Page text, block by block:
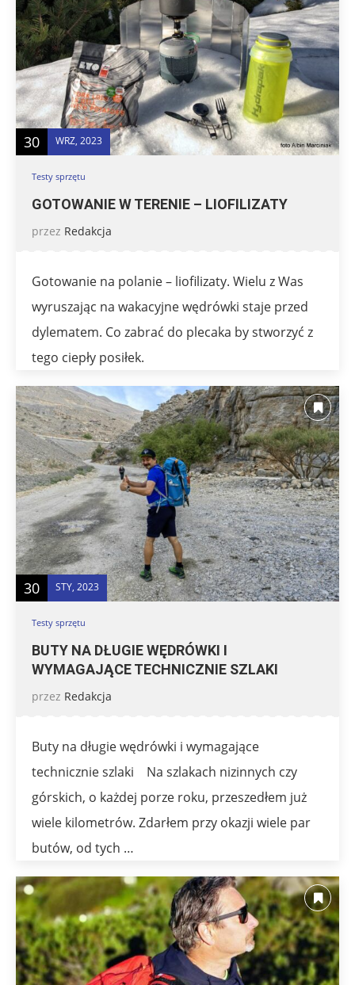
30 WRZ, 2023
Testy sprzętu
GOTOWANIE W TERENIE – LIOFILIZATY
przez Redakcja
Gotowanie na polanie – liofilizaty. Wielu z Was
wyruszając na wakacyjne wędrówki staje przed
dylematem. Co zabrać do plecaka by stworzyć z
tego ciepły posiłek.
30 STY, 2023
Testy sprzętu
BUTY NA DŁUGIE WĘDRÓWKI I
WYMAGAJĄCE TECHNICZNIE SZLAKI
przez Redakcja
Buty na długie wędrówki i wymagające
technicznie szlaki Na szlakach nizinnych czy
górskich, o każdej porze roku, przeszedłem już
wiele kilometrów. Zdarłem przy okazji wiele par
butów, od tych …